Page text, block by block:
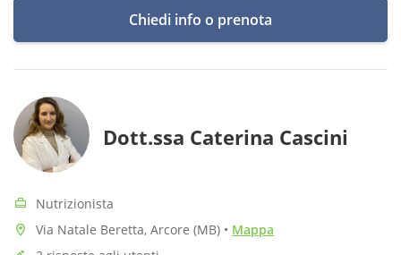
Chiedi info o prenota
Dott.ssa Caterina Cascini
Nutrizionista
Via Natale Beretta, Arcore (MB) • Mappa